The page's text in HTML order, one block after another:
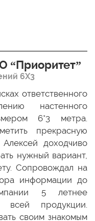
“Приоритет”
6Х3
ответственного
настенного
6*3 метра.
прекрасную
доходчиво
нужный вариант,
Сопровождал на
информации до
5 летнее
всей продукции.
своим знакомым